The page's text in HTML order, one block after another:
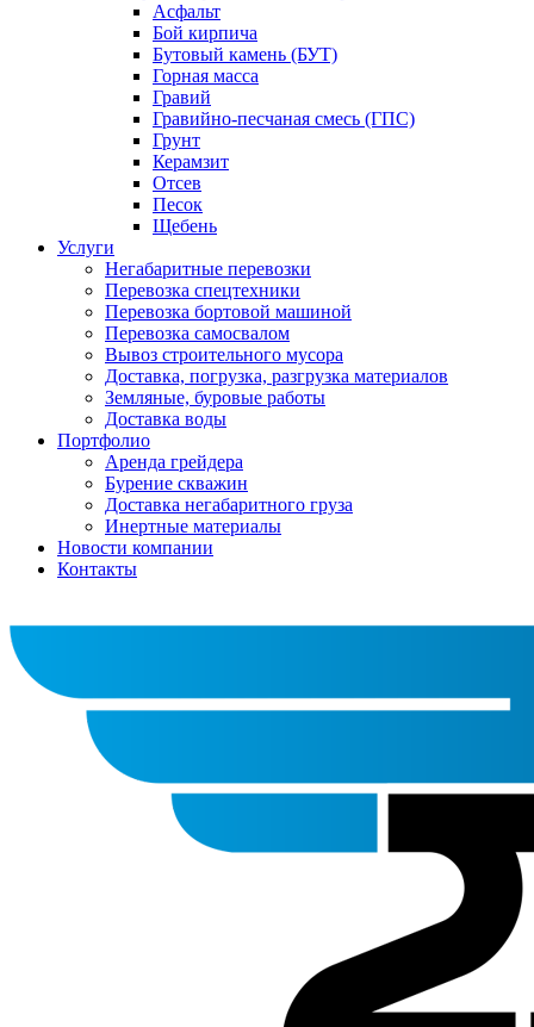
Асфальт
Бой кирпича
Бутовый камень (БУТ)
Горная масса
Гравий
Гравийно-песчаная смесь (ГПС)
Грунт
Керамзит
Отсев
Песок
Щебень
Услуги
Негабаритные перевозки
Перевозка спецтехники
Перевозка бортовой машиной
Перевозка самосвалом
Вывоз строительного мусора
Доставка, погрузка, разгрузка материалов
Земляные, буровые работы
Доставка воды
Портфолио
Аренда грейдера
Бурение скважин
Доставка негабаритного груза
Инертные материалы
Новости компании
Контакты